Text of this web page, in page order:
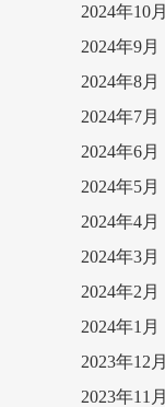
2024年10月
2024年9月
2024年8月
2024年7月
2024年6月
2024年5月
2024年4月
2024年3月
2024年2月
2024年1月
2023年12月
2023年11月